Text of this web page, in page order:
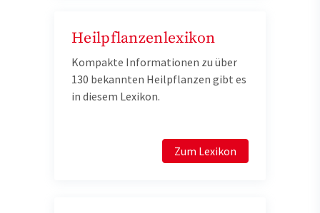
Heilpflanzenlexikon
Kompakte Informationen zu über
130 bekannten Heilpflanzen gibt es
in diesem Lexikon.
Zum Lexikon